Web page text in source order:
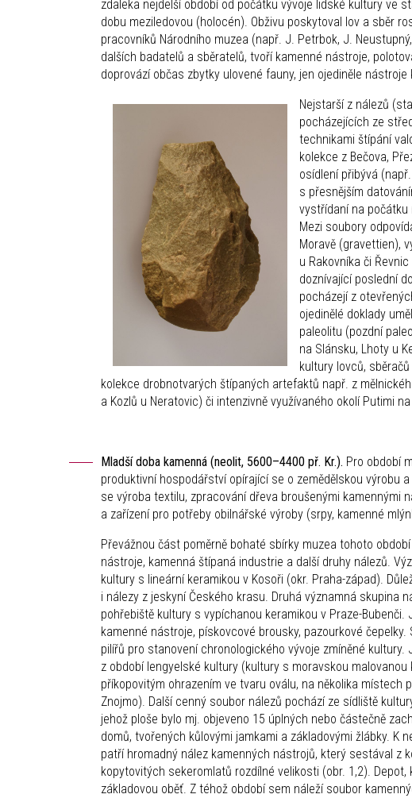
zdaleka nejdelší období od počátku vývoje lidské kultury ve
dobu meziledovou (holocén). Obživu poskytoval lov a sběr
pracovníků Národního muzea (např. J. Petrbok, J.
dalších badatelů a sběratelů, tvoří kamenné nástroje,
doprovází občas zbytky ulovené fauny, jen ojediněle
Nejstarší z nálezů
pocházejících ze
technikami štípání
kolekce z Bečova,
osídlení přibývá
s přesnějším
vystřídaní na
Mezi soubory
Moravě (gravettien),
u Rakovníka či
doznívající poslední
pocházejí z
ojedinělé doklady
paleolitu (pozdní
na Slánsku, Lhoty u
kultury lovců,
kolekce drobnotvarých štípaných artefaktů např. z
a Kozlů u Neratovic) či intenzivně využívaného okolí Putimi
Mladší doba kamenná (neolit, 5600–4400 př. Kr.). Pro období
produktivní hospodářství opírající se o zemědělskou výrobu
se výroba textilu, zpracování dřeva broušenými kamennými
a zařízení pro potřeby obilnářské výroby (srpy, kamenné
Převážnou část poměrně bohaté sbírky muzea tohoto
nástroje, kamenná štípaná industrie a další druhy nálezů.
kultury s lineární keramikou v Kosoři (okr. Praha-západ).
i nálezy z jeskyní Českého krasu. Druhá významná skupina
pohřebiště kultury s vypíchanou keramikou v Praze-
kamenné nástroje, pískovcové brousky, pazourkové
pilířů pro stanovení chronologického vývoje zmíněné
z období lengyelské kultury (kultury s moravskou
příkopovitým ohrazením ve tvaru oválu, na několika místech
Znojmo). Další cenný soubor nálezů pochází ze sídliště
jehož ploše bylo mj. objeveno 15 úplných nebo částečně
domů, tvořených kůlovými jamkami a základovými žlábky. K
patří hromadný nález kamenných nástrojů, který sestával z
kopytovitých sekeromlatů rozdílné velikosti (obr. 1,2).
základovou oběť. Z téhož období sem náleží soubor